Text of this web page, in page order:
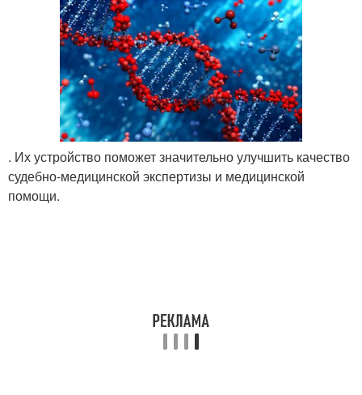
. Их устройство поможет значительно улучшить качество
судебно-медицинской экспертизы и медицинской
помощи.